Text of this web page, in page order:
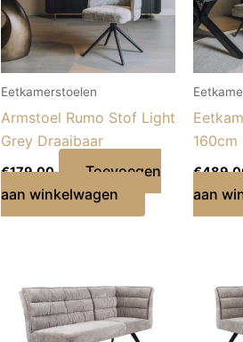
Eetkamerstoelen
Armstoel Rumo Stof Light
Grey Draaibaar
€179,00
Toevoegen
aan winkelwagen
160cm
€
aan